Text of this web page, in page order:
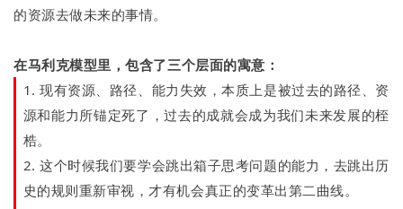
的资源去做未来的事情。
在马利克模型里，包含了三个层面的寓意：
1. 现有资源、路径、能力失效，本质上是被过去的路径、资
源和能力所锚定死了，过去的成就会成为我们未来发展的桎
梏。
2. 这个时候我们要学会跳出箱子思考问题的能力，去跳出历
史的规则重新审视，才有机会真正的变革出第二曲线。